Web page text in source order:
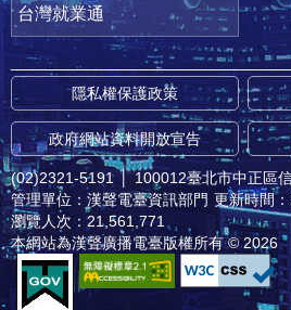
台灣就業通
隱私權保護政策
政府網站資料開放宣告
(02)2321-5191 │ 100012臺北市中正區
管理單位：漢聲電臺資訊部門 更新時間
瀏覽人次：21,561,771
本網站為漢聲廣播電臺版權所有 © 2026